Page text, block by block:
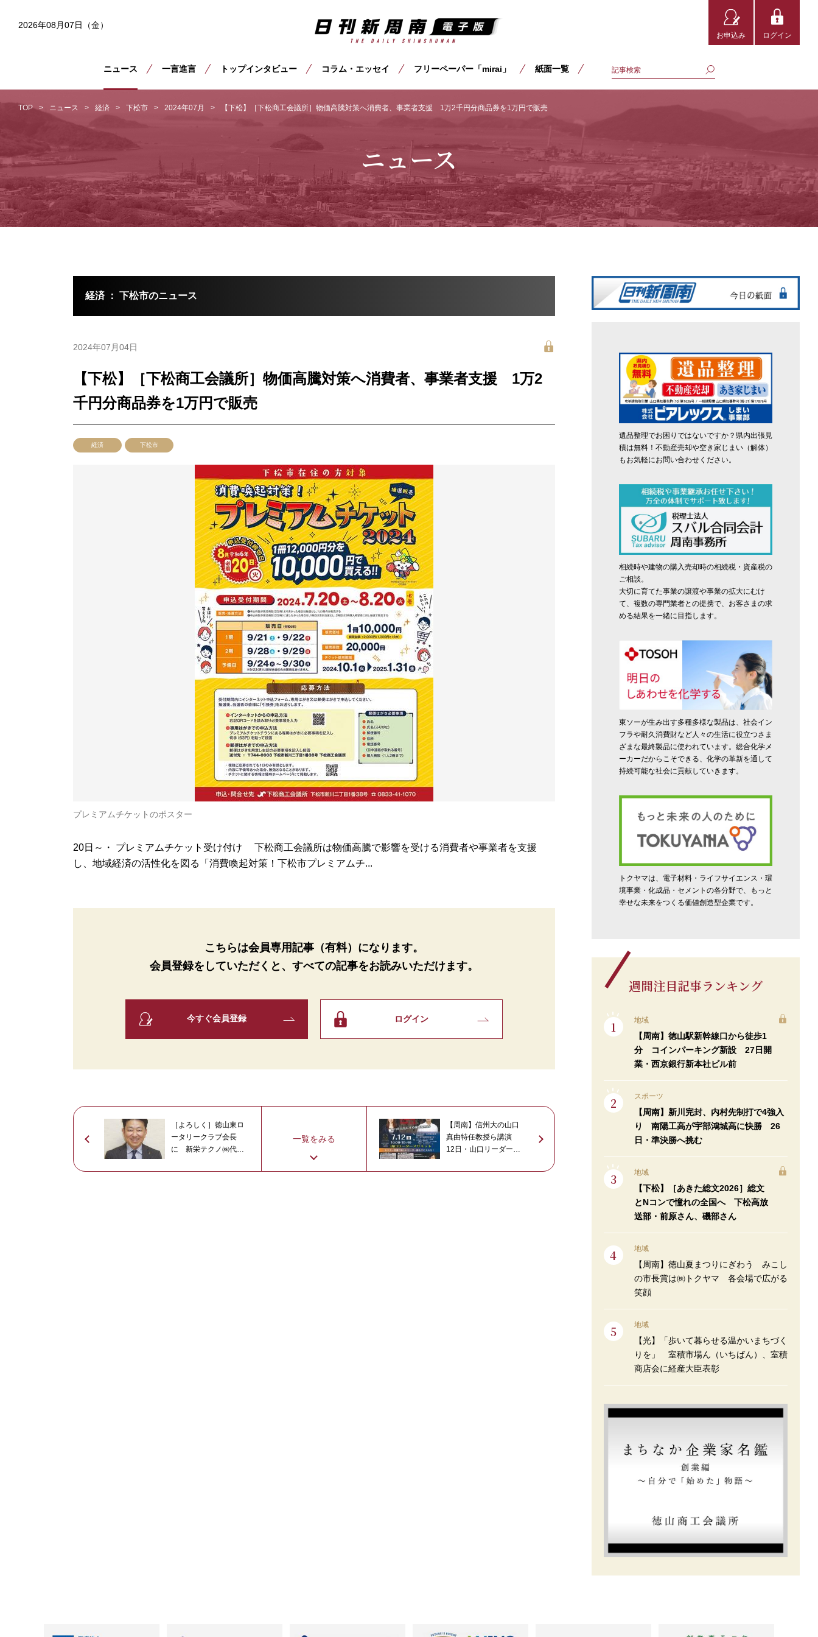
2026年08月07日（金）
お申込み ログイン
ニュース 一言進言 トップインタビュー コラム・エッセイ フリーペーパー「mirai」 紙面一覧
TOP ニュース 経済 下松市 2024年07月 【下松】［下松商工会議所］物価高騰対策へ消費者、事業者支援 1万2千円分商品券を1万円で販売
ニュース
経済 ： 下松市のニュース
2024年07月04日
【下松】［下松商工会議所］物価高騰対策へ消費者、事業者支援 1万2
千円分商品券を1万円で販売
経済 下松市
プレミアムチケットのポスター
20日～・ プレミアムチケット受け付け 下松商工会議所は物価高騰で影響を受ける消費者や事業者を支援
し、地域経済の活性化を図る「消費喚起対策！下松市プレミアムチ...
こちらは会員専用記事（有料）になります。
会員登録をしていただくと、 すべての記事をお読みいただけます。
今すぐ会員登録 ログイン
［よろしく］徳山東ロ
ータリークラブ会長
に 新栄テクノ㈱代表
義男さん（57）
一覧をみる
【周南】信州大の山口
真由特任教授ら講演
12日・山口リーダーズ
遺品整理でお困りではないですか？県内出張見
積は無料！不動産売却や空き家じまい（解体）
もお気軽にお問い合わせください。
相続時や建物の購入売却時の相続税・資産税の
ご相談。
大切に育てた事業の譲渡や事業の拡大にむけ
て、複数の専門業者との提携で、お客さまの求
める結果を一緒に目指します。
東ソーが生み出す多種多様な製品は、社会イン
フラや耐久消費財など人々の生活に役立つさま
ざまな最終製品に使われています。総合化学メ
ーカーだからこそできる、化学の革新を通して
持続可能な社会に貢献していきます。
トクヤマは、電子材料・ライフサイエンス・環
境事業・化成品・セメントの各分野で、もっと
幸せな未来をつくる価値創造型企業です。
週間注目記事ランキング
地域
【周南】徳山駅新幹線口から徒歩1
分 コインパーキング新設 27日開
業・西京銀行新本社ビル前
スポーツ
【周南】新川完封、内村先制打で4強入
り 南陽工高が宇部鴻城高に快勝 26
日・準決勝へ挑む
地域
【下松】［あきた総文2026］総文
とNコンで憧れの全国へ 下松高放
送部・前原さん、磯部さん
地域
【周南】徳山夏まつりにぎわう みこし
の市長賞は㈱トクヤマ 各会場で広がる
笑顔
地域
【光】「歩いて暮らせる温かいまちづく
りを」 室積市場ん（いちばん）、室積
商店会に経産大臣表彰